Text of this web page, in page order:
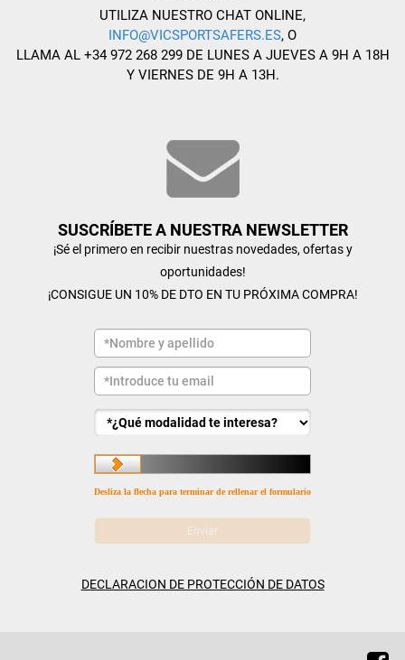
UTILIZA NUESTRO CHAT ONLINE,
INFO@VICSPORTSAFERS.ES, O
LLAMA AL +34 972 268 299 DE LUNES A JUEVES A 9H A 18H
Y VIERNES DE 9H A 13H.
SUSCRÍBETE A NUESTRA NEWSLETTER
¡Sé el primero en recibir nuestras novedades, ofertas y
oportunidades!
¡CONSIGUE UN 10% DE DTO EN TU PRÓXIMA COMPRA!
Desliza la flecha para terminar de rellenar el formulario
DECLARACION DE PROTECCIÓN DE DATOS